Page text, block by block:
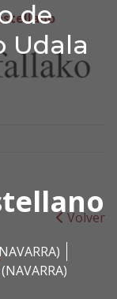
de
Udala
de
Volver